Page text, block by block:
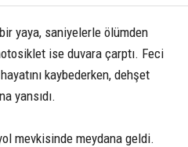
bir yaya, saniyelerle ölümden
ise duvara çarptı. Feci
kaybederken, dehşet
yansıdı.
mevkisinde meydana geldi.